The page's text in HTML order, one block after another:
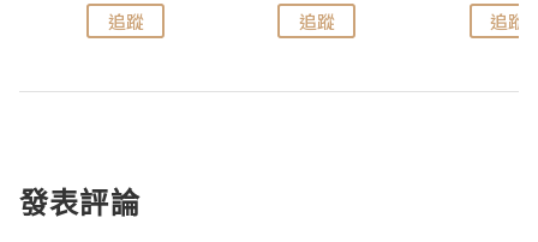
追蹤 追蹤 追蹤
發表評論